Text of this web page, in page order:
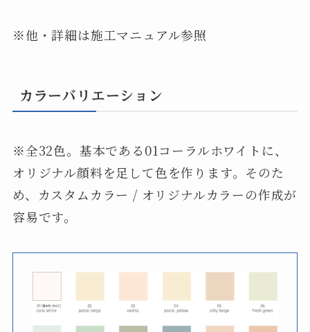
※他・詳細は施工マニュアル参照
カラーバリエーション
※全32色。基本である01コーラルホワイトに、
オリジナル顔料を足して色を作ります。そのた
め、カスタムカラー / オリジナルカラーの作成が
容易です。